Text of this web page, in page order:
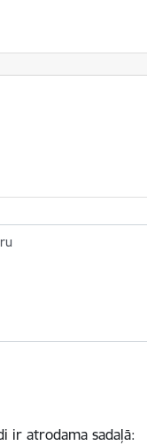
ir atrodama sadaļā: